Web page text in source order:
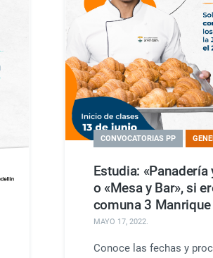
CONVOCATORIAS PP
Estudia: «Panadería
o «Mesa y Bar», si
comuna 3 Manrique
MAYO 17, 2022.
Conoce las fechas y